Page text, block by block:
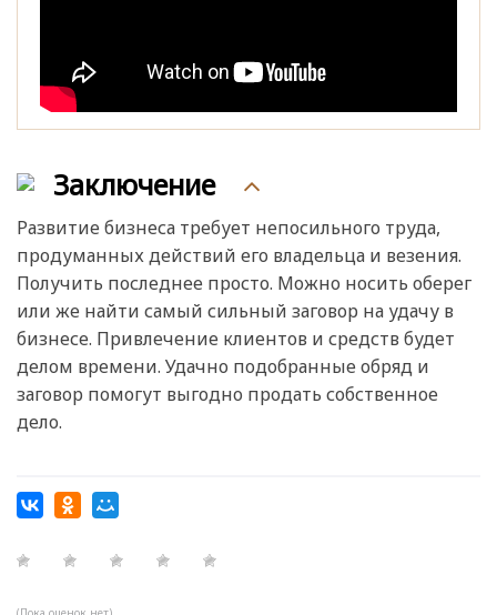
Заключение
Развитие бизнеса требует непосильного труда,
продуманных действий его владельца и везения.
Получить последнее просто. Можно носить оберег
или же найти самый сильный заговор на удачу в
бизнесе. Привлечение клиентов и средств будет
делом времени. Удачно подобранные обряд и
заговор помогут выгодно продать собственное
дело.